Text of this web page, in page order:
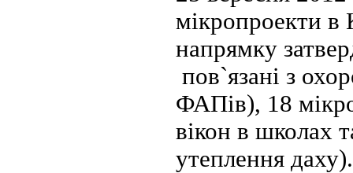
мікропроекти в
напрямку
пов`язані з
ФАПів), 18
вікон в школах
утеплення